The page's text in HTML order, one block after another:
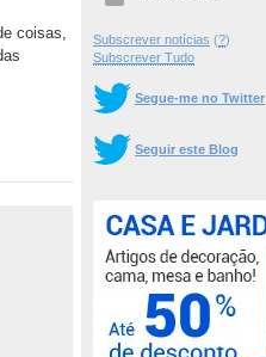
coisas,
Subscrever notícias (?)
Subscrever Tudo
Segue-me no Twitter
Seguir este Blog